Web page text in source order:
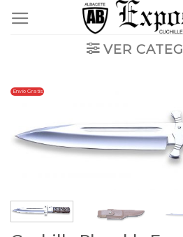
Saltar
VER
Envio Gratis